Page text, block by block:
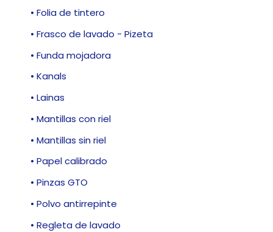
• Folia de tintero
• Frasco de lavado - Pizeta
• Funda mojadora
• Kanals
• Lainas
• Mantillas con riel
• Mantillas sin riel
• Papel calibrado
• Pinzas GTO
• Polvo antirrepinte
• Regleta de lavado